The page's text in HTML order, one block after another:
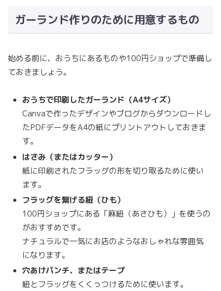
ガーランド作りのために用意するもの
始める前に、おうちにあるものや100円ショップで準備し
ておきましょう。
おうちで印刷したガーランド（A4サイズ）
Canvaで作ったデザインやブログからダウンロードし
たPDFデータをA4の紙にプリントアウトしておきま
す。
はさみ（またはカッター）
紙に印刷されたフラッグの形を切り取るために使い
ます。
フラッグを繋げる紐（ひも）
100円ショップにある「麻紐（あさひも）」を使うの
がおすすめです。
ナチュラルで一気にお店のようなおしゃれな雰囲気
になります。
穴あけパンチ、またはテープ
紐とフラッグをくくっつけるために使います。